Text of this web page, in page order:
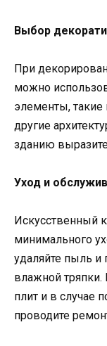
Выбор
При
можно
элементы, такие
другие
зданию
Уход и
Искусственный
минимального
удаляйте пыль
влажной тряпки.
плит и в случае
проводите